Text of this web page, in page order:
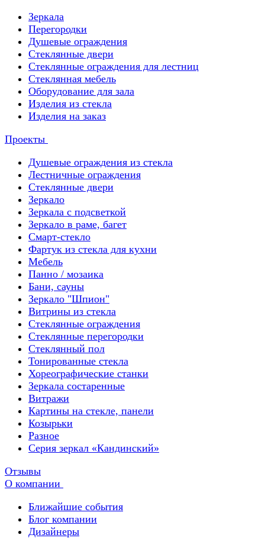
Зеркала
Перегородки
Душевые ограждения
Стеклянные двери
Стеклянные ограждения для лестниц
Стеклянная мебель
Оборудование для зала
Изделия из стекла
Изделия на заказ
Проекты
Душевые ограждения из стекла
Лестничные ограждения
Стеклянные двери
Зеркало
Зеркала с подсветкой
Зеркало в раме, багет
Смарт-стекло
Фартук из стекла для кухни
Мебель
Панно / мозаика
Бани, сауны
Зеркало "Шпион"
Витрины из стекла
Стеклянные ограждения
Стеклянные перегородки
Стеклянный пол
Тонированные стекла
Хореографические станки
Зеркала состаренные
Витражи
Картины на стекле, панели
Козырьки
Разное
Серия зеркал «Кандинский»
Отзывы
О компании
Ближайшие события
Блог компании
Дизайнеры